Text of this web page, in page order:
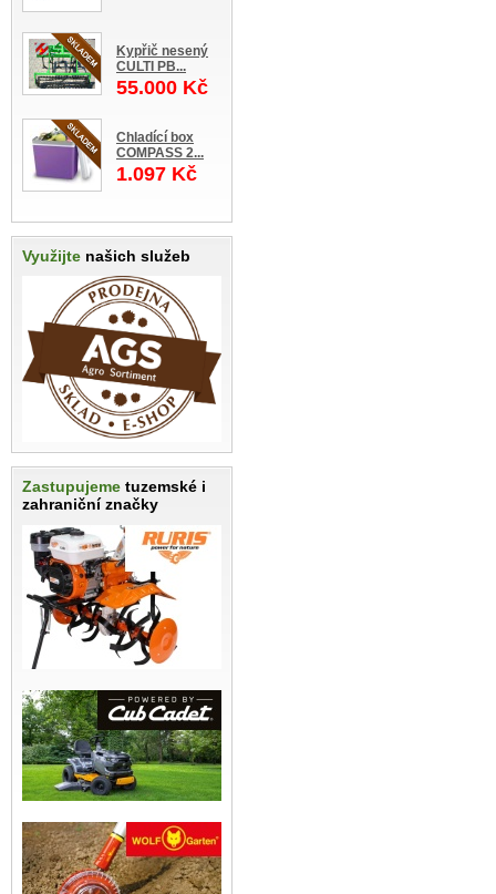
Kypřič nesený
CULTI PB...
55.000 Kč
Chladící box
COMPASS 2...
1.097 Kč
Využijte našich služeb
Zastupujeme tuzemské i
zahraniční značky